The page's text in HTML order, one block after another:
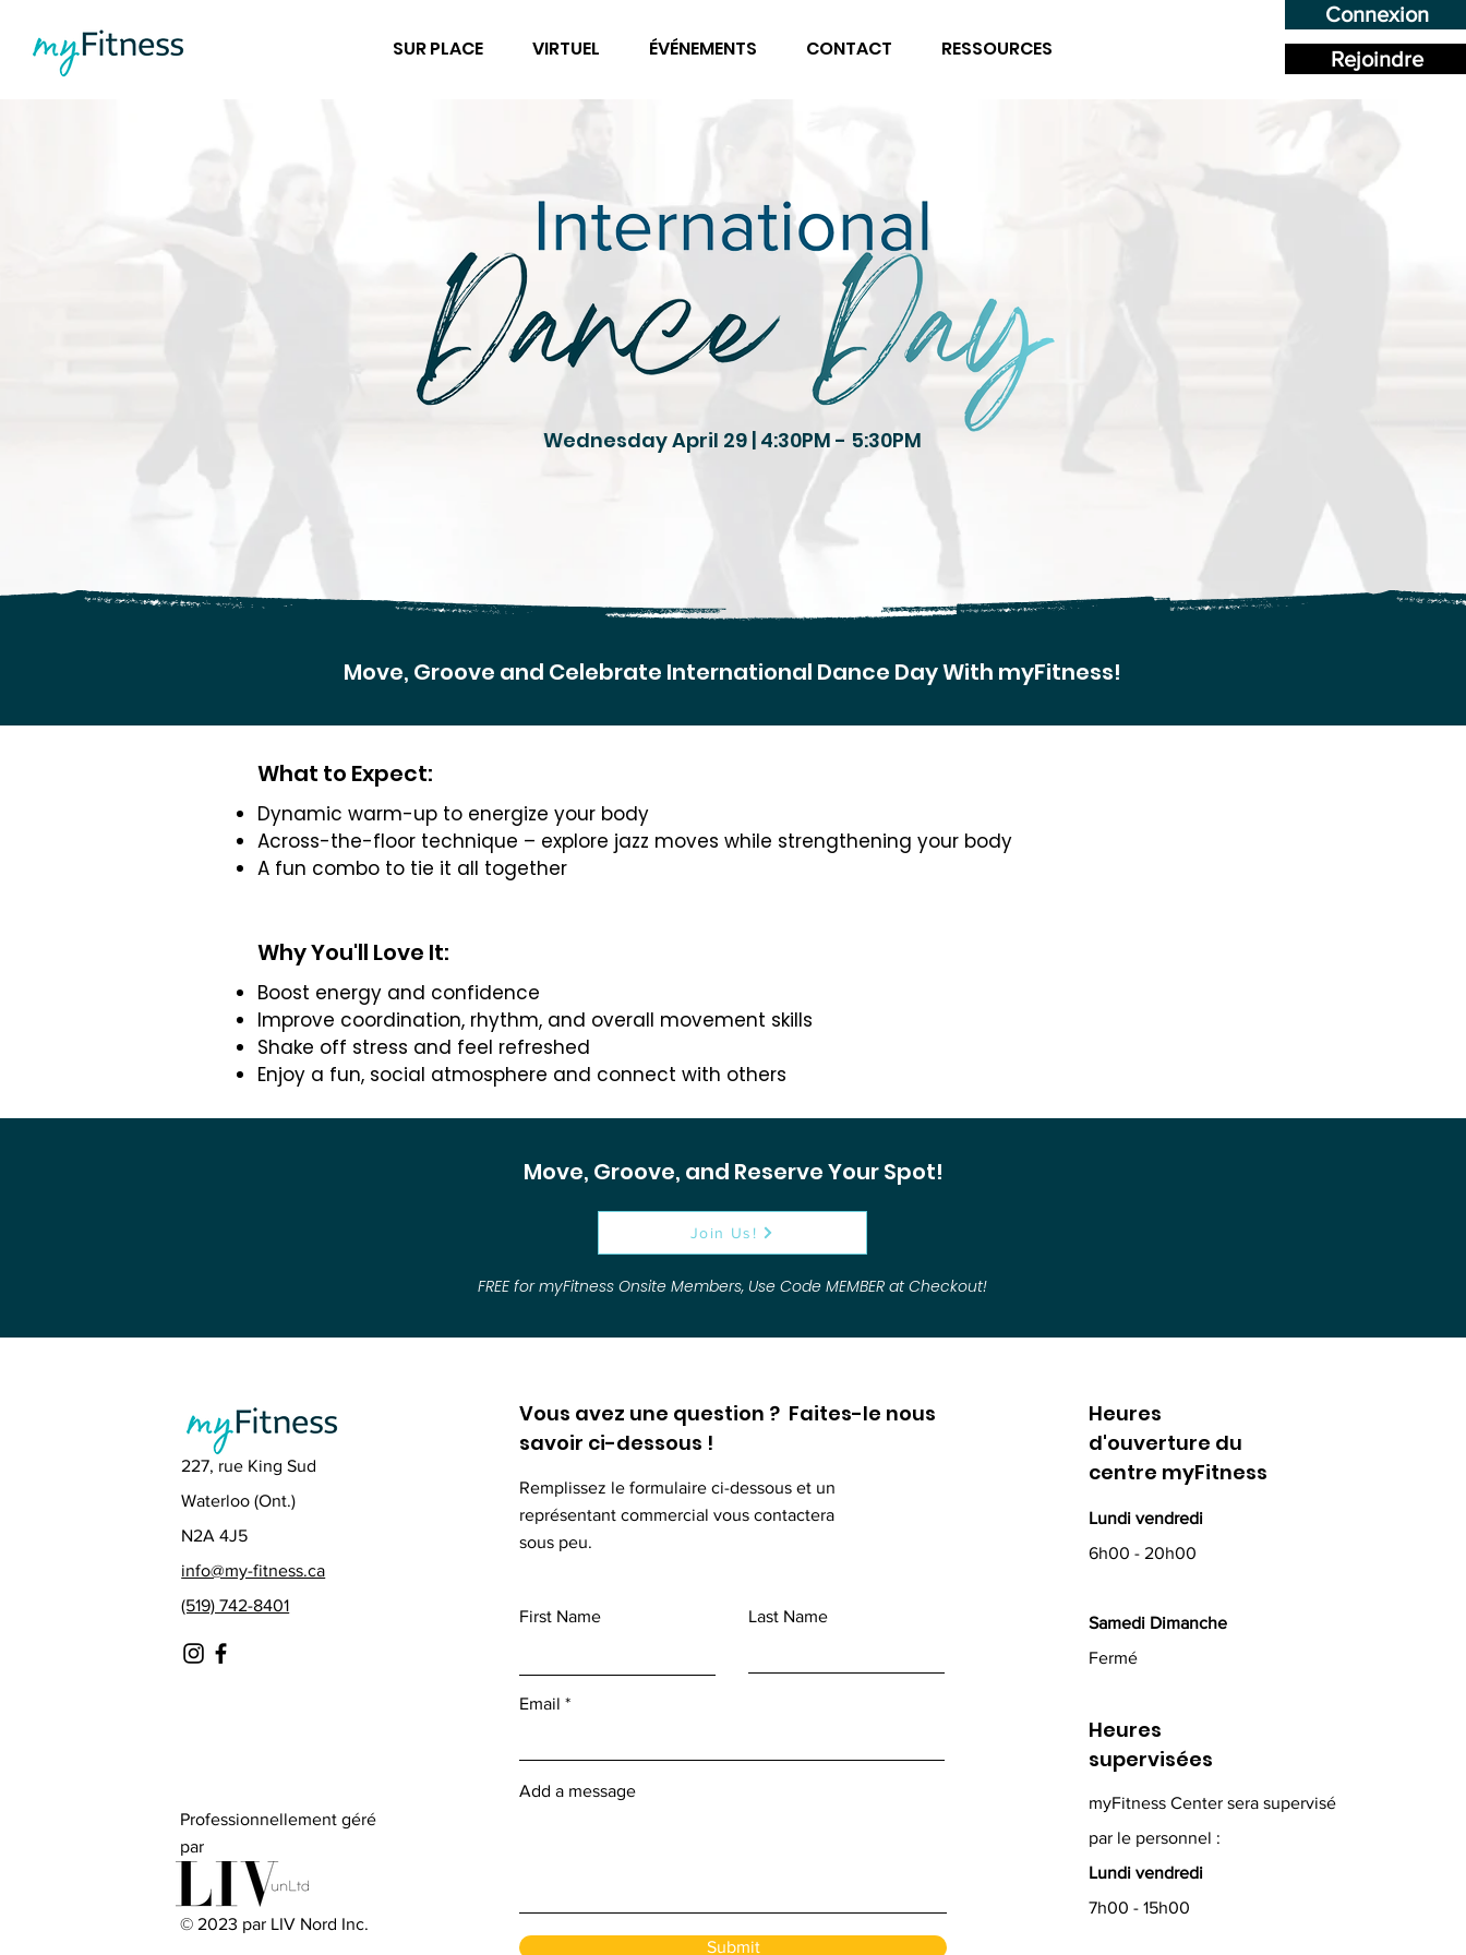
Rejoindre
Connexion
SUR PLACE VIRTUEL ÉVÉNEMENTS CONTACT RESSOURCES
Wednesday April 29 | 4:30PM - 5:30PM
Move, Groove and Celebrate International Dance Day With myFitness!
What to Expect:
Dynamic warm-up to energize your body
Across-the-floor technique – explore jazz moves while strengthening your body
​A fun combo to tie it all together
Why You'll Love It:
Boost energy and confidence
Improve coordination, rhythm, and overall movement skills
Shake off stress and feel refreshed
Enjoy a fun, social atmosphere and connect with others
Move, Groove, and Reserve Your Spot!
Join Us!
FREE for myFitness Onsite Members, Use Code MEMBER at Checkout!
227, rue King Sud
Waterloo (Ont.)
N2A 4J5
info@my-fitness.ca
(519) 742-8401
Professionnellement géré
par
© 2023 par LIV Nord Inc.
Vous avez une question ? Faites-le nous
savoir ci-dessous !
Remplissez le formulaire ci-dessous et un
représentant commercial vous contactera
sous peu.
First Name Last Name
Email
Add a message
Submit
Heures
d'ouverture du
centre myFitness
Lundi vendredi
6h00 - 20h00
Samedi Dimanche
Fermé
Heures
supervisées
myFitness Center sera supervisé
par le personnel :
Lundi vendredi
7h00 - 15h00